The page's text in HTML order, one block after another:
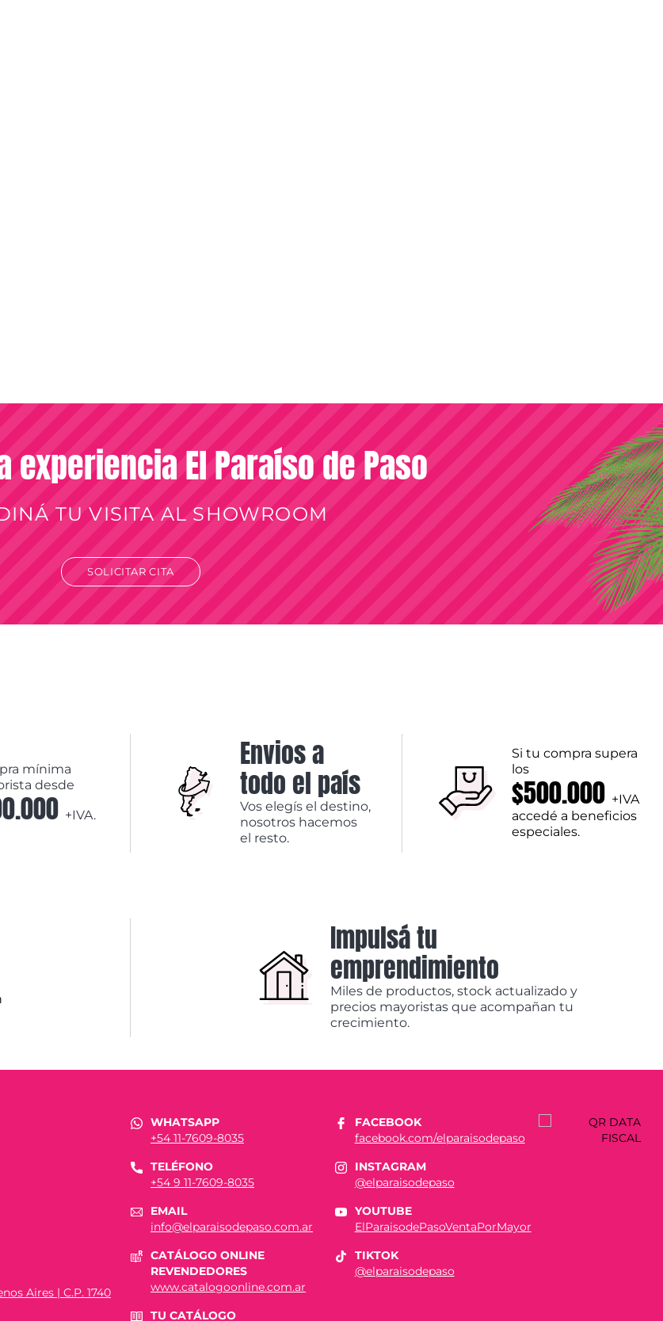
experiencia El Paraíso de Paso
TU VISITA AL SHOWROOM
SOLICITAR CITA
mínima
desde
+IVA.
Envios a
todo el país
Vos elegís el destino,
nosotros hacemos
el resto.
Si tu compra supera
los
$500.000 +IVA
accedé a beneficios
especiales.
Impulsá tu
emprendimiento
Miles de productos, stock actualizado y
precios mayoristas que acompañan tu
crecimiento.
Aires | C.P. 1740
WHATSAPP
+54 11-7609-8035
TELÉFONO
+54 9 11-7609-8035
EMAIL
info@elparaisodepaso.com.ar
CATÁLOGO ONLINE
REVENDEDORES
www.catalogoonline.com.ar
TU CATÁLOGO
FACEBOOK
facebook.com/elparaisodepaso
INSTAGRAM
@elparaisodepaso
YOUTUBE
ElParaisodePasoVentaPorMayor
TIKTOK
@elparaisodepaso